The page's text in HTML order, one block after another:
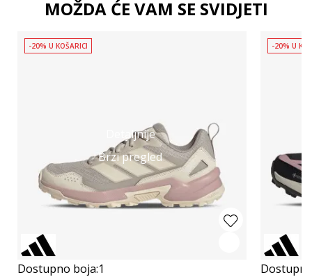
MOŽDA ĆE VAM SE SVIDJETI
Detaljnije
Brzi pregled
-20% U KOŠARICI
Dostupno boja:1
-20% U